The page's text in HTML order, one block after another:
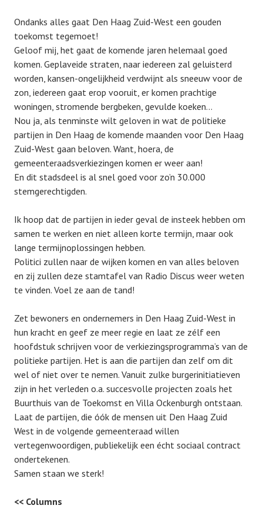
Ondanks alles gaat Den Haag Zuid-West een gouden
toekomst tegemoet!
Geloof mij, het gaat de komende jaren helemaal goed
komen. Geplaveide straten, naar iedereen zal geluisterd
worden, kansen-ongelijkheid verdwijnt als sneeuw voor de
zon, iedereen gaat erop vooruit, er komen prachtige
woningen, stromende bergbeken, gevulde koeken…
Nou ja, als tenminste wilt geloven in wat de politieke
partijen in Den Haag de komende maanden voor Den Haag
Zuid-West gaan beloven. Want, hoera, de
gemeenteraadsverkiezingen komen er weer aan!
En dit stadsdeel is al snel goed voor zo’n 30.000
stemgerechtigden.
Ik hoop dat de partijen in ieder geval de insteek hebben om
samen te werken en niet alleen korte termijn, maar ook
lange termijnoplossingen hebben.
Politici zullen naar de wijken komen en van alles beloven
en zij zullen deze stamtafel van Radio Discus weer weten
te vinden. Voel ze aan de tand!
Zet bewoners en ondernemers in Den Haag Zuid-West in
hun kracht en geef ze meer regie en laat ze zélf een
hoofdstuk schrijven voor de verkiezingsprogramma’s van de
politieke partijen. Het is aan die partijen dan zelf om dit
wel of niet over te nemen. Vanuit zulke burgerinitiatieven
zijn in het verleden o.a. succesvolle projecten zoals het
Buurthuis van de Toekomst en Villa Ockenburgh ontstaan.
Laat de partijen, die óók de mensen uit Den Haag Zuid
West in de volgende gemeenteraad willen
vertegenwoordigen, publiekelijk een écht sociaal contract
ondertekenen.
Samen staan we sterk!
<< Columns